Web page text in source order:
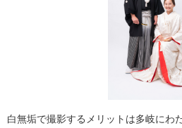
白無垢で撮影するメリットは多岐にわ